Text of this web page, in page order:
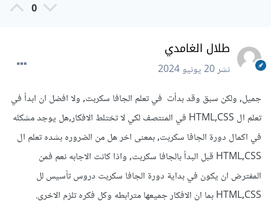
0
طلال الغامدي
نشر20 يونيو 2024
جميل, ولكن سبق وقد بدأت في تعلم الجافا سكربت, ولا افضل ان ابدأ في
تعلم ال HTML,CSS في المنتصف لكي لا تختلط الافكار,هل يوجد مشكله
في اكمال دورة الجافا سكربت, بمعنى اخر هل من الضروره بشده تعلم ال
HTML,CSS قبل البدأ بالجافا سكربت, واذا كانت الاجابه نعم فمن
المفترض ان يكون في بداية دورة الجافا سكربت دروس تأسيس لل
HTML,CSS بما ان الافكار جميعها مترابطه وكل فكره تلزم الاخرى.